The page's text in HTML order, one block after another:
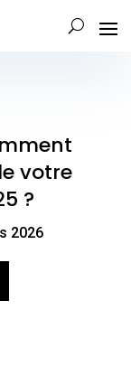
votre
?
2026